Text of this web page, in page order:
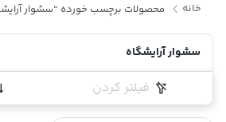
خانه محصولات برچسب خورده “سشوار
سشوار آرایشگاه
فیلتر کردن